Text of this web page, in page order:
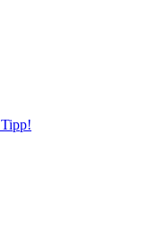
Tipp!